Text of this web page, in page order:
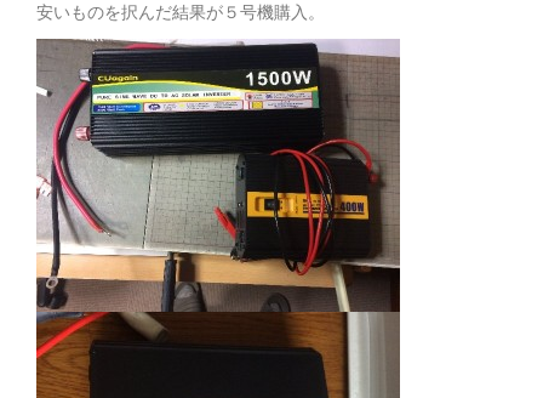
安いものを択んだ結果が５号機購入。